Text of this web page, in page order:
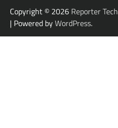
Copyright © 2026 Reporter Tech
| Powered byWordPress.